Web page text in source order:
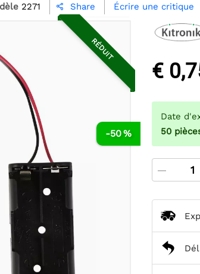
2271  Share Écrire une critique
-50 %
RÉDUIT
€
Date
50